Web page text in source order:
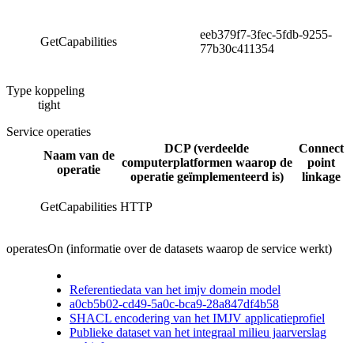
GetCapabilities
eeb379f7-3fec-5fdb-9255-
77b30c411354
Type koppeling
tight
Service operaties
Naam van de
operatie
DCP (verdeelde
computerplatformen waarop de
operatie geïmplementeerd is)
Connect
point
linkage
GetCapabilities HTTP
operatesOn (informatie over de datasets waarop de service werkt)
Referentiedata van het imjv domein model
a0cb5b02-cd49-5a0c-bca9-28a847df4b58
SHACL encodering van het IMJV applicatieprofiel
Publieke dataset van het integraal milieu jaarverslag